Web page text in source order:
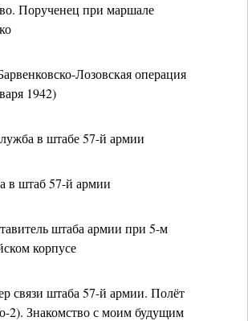
Порученец при маршале
Лозовская операция
1942)
в штабе 57-й армии
в штаб 57-й армии
штаба армии при 5-м
корпусе
связи штаба 57-й армии. Полёт
2). Знакомство с моим будущим